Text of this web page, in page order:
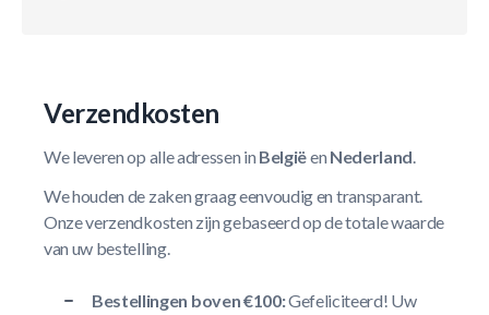
Verzendkosten
We leveren op alle adressen in Belgiëen Nederland.
We houden de zaken graag eenvoudig en transparant.
Onze verzendkosten zijn gebaseerd op de totale waarde
van uw bestelling.
Bestellingen boven €100:Gefeliciteerd! Uw